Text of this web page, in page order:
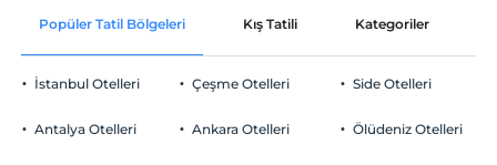
Popüler Tatil Bölgeleri Kış Tatili Kategoriler
İstanbul Otelleri
Antalya Otelleri
Çeşme Otelleri
Ankara Otelleri
Side Otelleri
Ölüdeniz Otelleri